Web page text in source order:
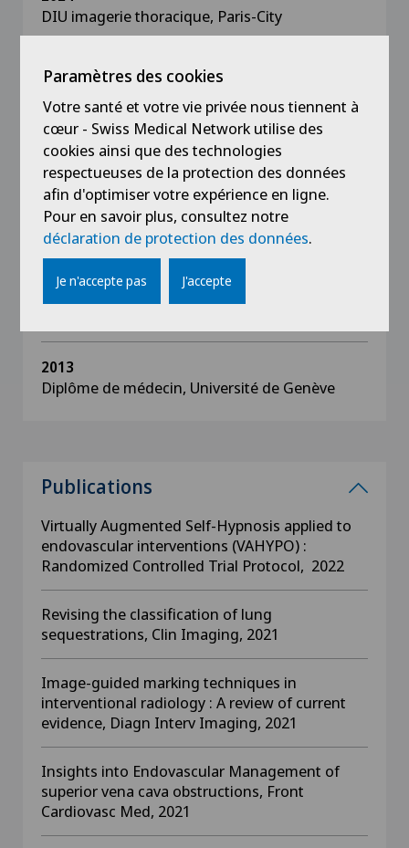
DIU imagerie thoracique, Paris-City
2023
EBIR, European Board of Interventional
Radiology
2023
DIU imagerie digestive, Angers
2020
FMH en Radiologie
2013
Diplôme de médecin, Université de Genève
Publications
Virtually Augmented Self-Hypnosis applied to
endovascular interventions (VAHYPO) :
Randomized Controlled Trial Protocol, 2022
Revising the classification of lung
sequestrations, Clin Imaging, 2021
Image-guided marking techniques in
interventional radiology : A review of current
evidence, Diagn Interv Imaging, 2021
Insights into Endovascular Management of
superior vena cava obstructions, Front
Cardiovasc Med, 2021
Paramètres des cookies
Votre santé et votre vie privée nous tiennent à
cœur - Swiss Medical Network utilise des
cookies ainsi que des technologies
respectueuses de la protection des données
afin d'optimiser votre expérience en ligne.
Pour en savoir plus, consultez notre
déclaration de protection des données.
Je n'accepte pas J'accepte